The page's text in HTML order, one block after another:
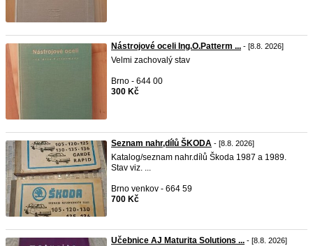
Nástrojové oceli Ing.O.Patterm ... - [8.8. 2026]
Velmi zachovalý stav
Brno - 644 00
300 Kč
Seznam nahr,dílů ŠKODA - [8.8. 2026]
Katalog/seznam nahr.dílů Škoda 1987 a 1989.
Stav viz. ...
Brno venkov - 664 59
700 Kč
Učebnice AJ Maturita Solutions ... - [8.8. 2026]